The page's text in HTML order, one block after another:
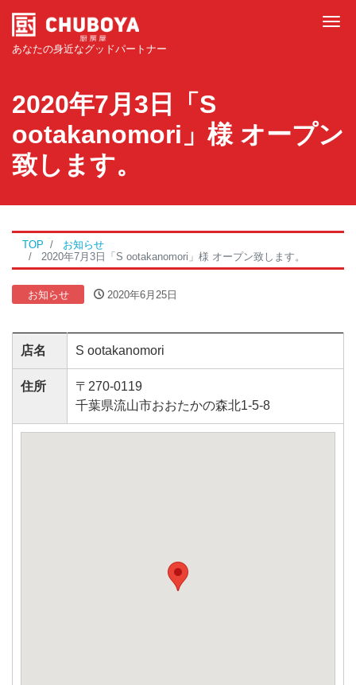
あなたの身近なグッドパートナー
2020年7月3日「S
ootakanomori」様 オープン
致します。
TOP
お知らせ
2020年7月3日「S ootakanomori」様 オープン致します。
お知らせ 2020年6月25日
店名 S ootakanomori
住所
〒270-0119
千葉県流山市おおたかの森北1-5-8